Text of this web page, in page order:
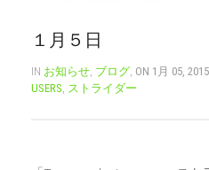
お問い合わせ
１月５日
IN お知らせ, ブログ, ON 1月 05,
USERS, ストライダー